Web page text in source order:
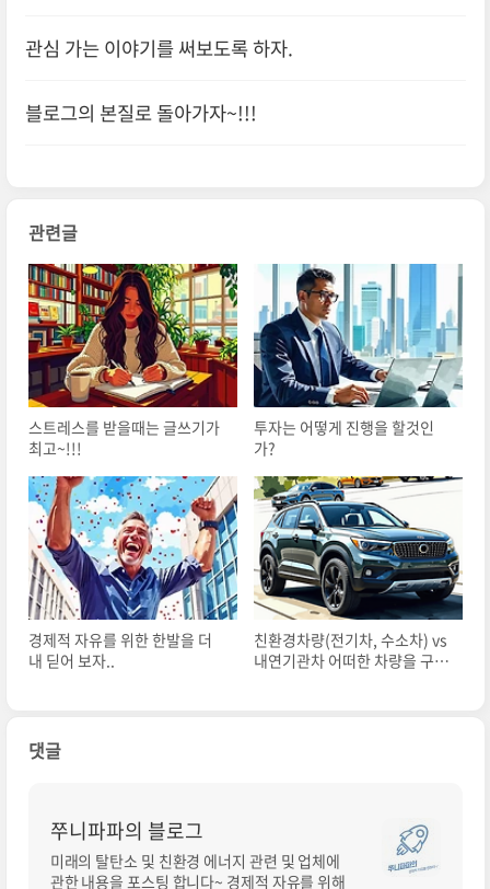
관심 가는 이야기를 써보도록 하자.
블로그의 본질로 돌아가자~!!!
관련글
스트레스를 받을때는 글쓰기가
최고~!!!
투자는 어떻게 진행을 할것인
가?
경제적 자유를 위한 한발을 더
내 딛어 보자..
친환경차량(전기차, 수소차) vs
내연기관차 어떠한 차량을 구매
댓글
쭈니파파의 블로그
미래의 탈탄소 및 친환경 에너지 관련 및 업체에
관한 내용을 포스팅 합니다~ 경제적 자유를 위해